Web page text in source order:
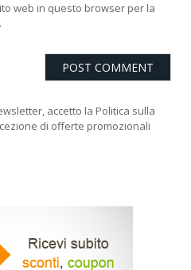
web in questo browser per la
accetto la Politica sulla
di offerte promozionali